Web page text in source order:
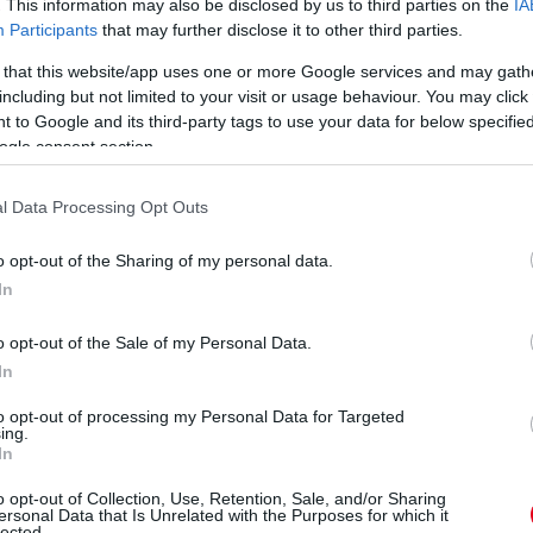
This information may also be disclosed by us to third parties on the
Participants that may further disclose it to other third parties.
that this website/app uses one or more Google services and may
but not limited to your visit or usage behaviour. You may
to Google and its third-party tags to use your data for below
consent section.
Data Processing Opt Outs
opt-out of the Sharing of my personal data.
opt-out of the Sale of my Personal Data.
opt-out of processing my Personal Data for Targeted
opt-out of Collection, Use, Retention, Sale, and/or Sharing
Data that Is Unrelated with the Purposes for which it
az SC nélkül...
Norris panaszkodott is mögötte a rádión, hogy kérné a
helyre a brit.
nem, a célegyenesben viszont elment Hamilton mellett.
Viszont Piastri is lerázta magáról két másodpercre a
rádión Leclerc, aki utána majdnem támadni is tudta
a vb-éllovas - aki nem sokáig lesz így vb-éllovas...